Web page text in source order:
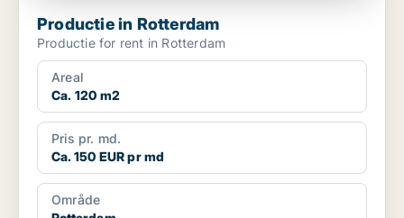
Productie in Rotterdam
Productie for rent in Rotterdam
Areal
Ca. 120 m2
Pris pr. md.
Ca. 150 EUR pr md
Område